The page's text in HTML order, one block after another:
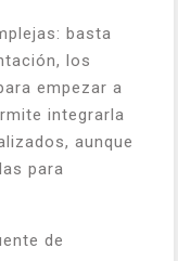
basta
los
empezar a
integrarla
aunque
para